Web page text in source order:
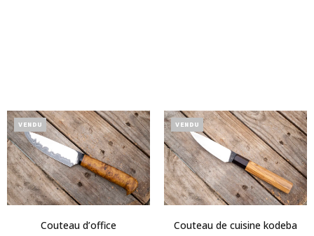
VENDU
Couteau d’office
VENDU
Couteau de cuisine kodeba